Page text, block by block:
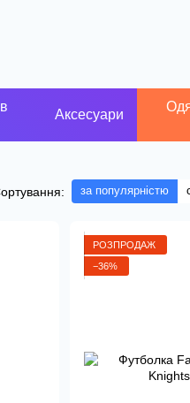
Аксесуари
за популярністю
РОЗПРОДАЖ
−36%